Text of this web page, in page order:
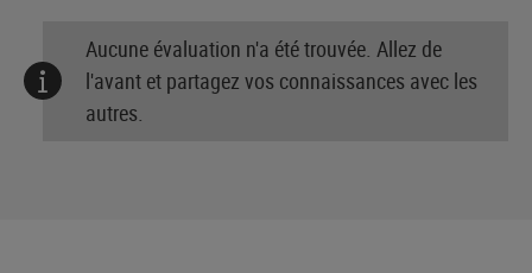
Aucune évaluation n'a été trouvée. Allez de
l'avant et partagez vos connaissances avec les
autres.